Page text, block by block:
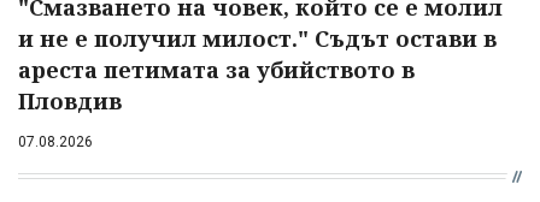
"Смазването на човек, който се е молил
и не е получил милост." Съдът остави в
ареста петимата за убийството в
Пловдив
07.08.2026